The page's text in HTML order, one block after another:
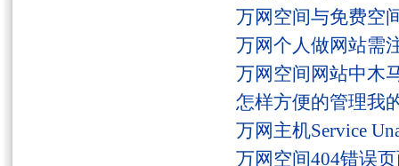
万网空间与免费空
万网个人做网站需
万网空间网站中木
怎样方便的管理我
万网主机Service
万网空间404错误